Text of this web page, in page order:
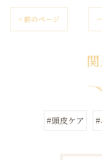
< 前のページ
#頭皮ケア